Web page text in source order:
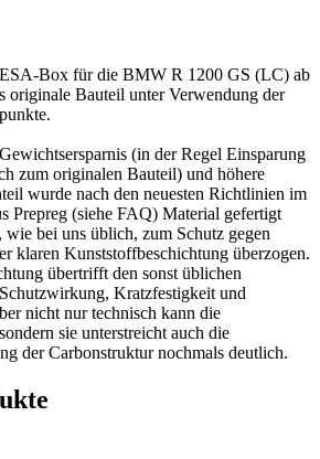
Box für die BMW R 1200 GS (LC) ab
originale Bauteil unter Verwendung der
(in der Regel Einsparung
zum originalen Bauteil) und höhere
wurde nach den neuesten Richtlinien im
Prepreg (siehe FAQ) Material gefertigt
wie bei uns üblich, zum Schutz gegen
klaren Kunststoffbeschichtung überzogen.
übertrifft den sonst üblichen
Kratzfestigkeit und
nicht nur technisch kann die
sie unterstreicht auch die
der Carbonstruktur nochmals deutlich.